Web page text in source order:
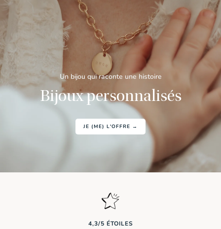
Un bijou qui raconte une histoire
Bijoux personnalisés
JE (ME) L'OFFRE →
4,3/5 ÉTOILES